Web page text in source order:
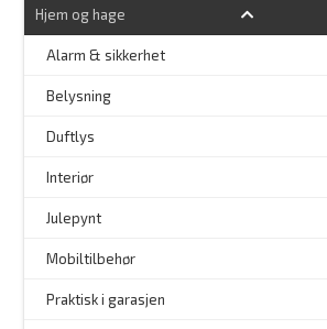
Hjem og hage
Alarm & sikkerhet
Belysning
Duftlys
Interiør
Julepynt
Mobiltilbehør
Praktisk i garasjen